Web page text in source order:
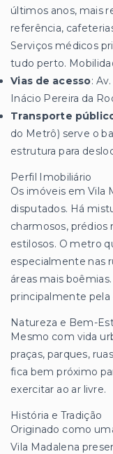
últimos anos, mais
referência,
Serviços médicos
tudo perto.
Vias de acesso:
Inácio Pereira da
Transporte
do Metrô) serve o
estrutura para
Perfil Imobiliário
Os imóveis em Vila
disputados. Há
charmosos,
estilosos. O metro
especialmente nas
áreas mais
principalmente pela
Natureza e Bem-
Mesmo com vida
praças, parques,
fica bem próximo
exercitar ao ar livre.
História e Tradição
Originado como
Vila Madalena